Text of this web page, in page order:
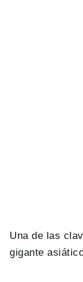
Una de las
gigante